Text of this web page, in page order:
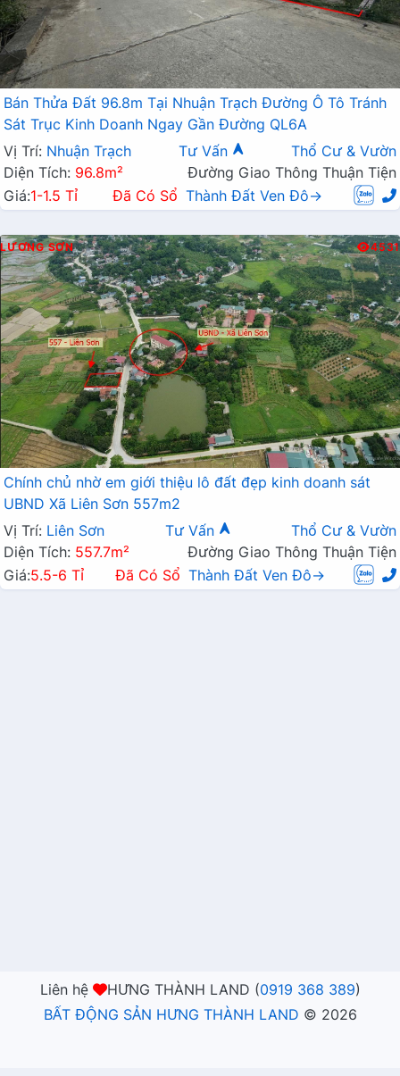
Bán Thửa Đất 96.8m Tại Nhuận Trạch Đường Ô Tô Tránh
Sát Trục Kinh Doanh Ngay Gần Đường QL6A
Vị Trí: Nhuận Trạch Tư Vấn
Thổ Cư & Vườn
Diện Tích: 96.8m²
Đường Giao Thông Thuận Tiện
Giá:1-1.5 Tỉ Đã Có Sổ Thành Đất Ven Đô→
LƯƠNG SƠN 4531
Chính chủ nhờ em giới thiệu lô đất đẹp kinh doanh sát
UBND Xã Liên Sơn 557m2
Vị Trí: Liên Sơn Tư Vấn
Thổ Cư & Vườn
Diện Tích: 557.7m²
Đường Giao Thông Thuận Tiện
Giá:5.5-6 Tỉ Đã Có Sổ Thành Đất Ven Đô→
Liên hệ HƯNG THÀNH LAND (0919 368 389)
BẤT ĐỘNG SẢN HƯNG THÀNH LAND © 2026